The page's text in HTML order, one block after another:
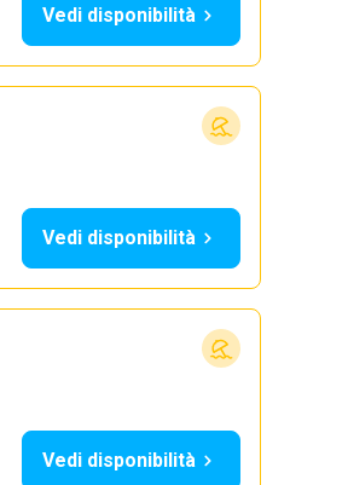
Vedi disponibilità
Vedi disponibilità
Vedi disponibilità